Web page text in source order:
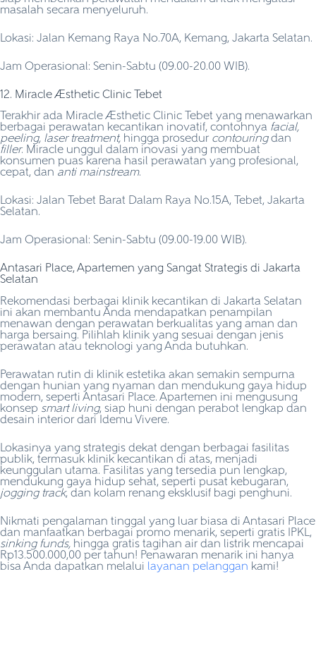
masalah secara menyeluruh.
Lokasi: Jalan Kemang Raya No.70A, Kemang, Jakarta Selatan.
Jam Operasional: Senin-Sabtu (09.00-20.00 WIB).
12. Miracle Aesthetic Clinic Tebet
Terakhir ada Miracle Aesthetic Clinic Tebet yang menawarkan
berbagai perawatan kecantikan inovatif, contohnya facial,
peeling, laser treatment, hingga prosedur contouringdan
filler. Miracle unggul dalam inovasi yang membuat
konsumen puas karena hasil perawatan yang profesional,
cepat, dan anti mainstream.
Lokasi: Jalan Tebet Barat Dalam Raya No.15A, Tebet, Jakarta
Selatan.
Jam Operasional: Senin-Sabtu (09.00-19.00 WIB).
Antasari Place, Apartemen yang Sangat Strategis di Jakarta
Selatan
Rekomendasi berbagai klinik kecantikan di Jakarta Selatan
ini akan membantu Anda mendapatkan penampilan
menawan dengan perawatan berkualitas yang aman dan
harga bersaing. Pilihlah klinik yang sesuai dengan jenis
perawatan atau teknologi yang Anda butuhkan.
Perawatan rutin di klinik estetika akan semakin sempurna
dengan hunian yang nyaman dan mendukung gaya hidup
modern, seperti Antasari Place. Apartemen ini mengusung
konsep smart living, siap huni dengan perabot lengkap dan
desain interior dari Idemu Vivere.
Lokasinya yang strategis dekat dengan berbagai fasilitas
publik, termasuk klinik kecantikan di atas, menjadi
keunggulan utama. Fasilitas yang tersedia pun lengkap,
mendukung gaya hidup sehat, seperti pusat kebugaran,
jogging track, dan kolam renang eksklusif bagi penghuni.
Nikmati pengalaman tinggal yang luar biasa di Antasari Place
dan manfaatkan berbagai promo menarik, seperti gratis IPKL,
sinking funds, hingga gratis tagihan air dan listrik mencapai
Rp13.500.000,00 per tahun! Penawaran menarik ini hanya
bisa Anda dapatkan melalui layanan pelanggan kami!